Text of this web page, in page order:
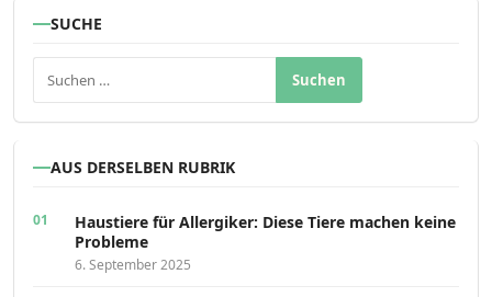
SUCHE
Suchen nach:
AUS DERSELBEN RUBRIK
Haustiere für Allergiker: Diese Tiere machen keine
Probleme
6. September 2025